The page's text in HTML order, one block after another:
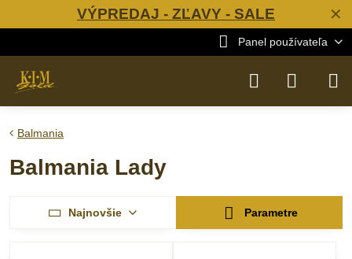
✕
VÝPREDAJ - ZĽAVY - SALE
Panel používateľa
Balmania
Balmania Lady
Najnovšie Parametre